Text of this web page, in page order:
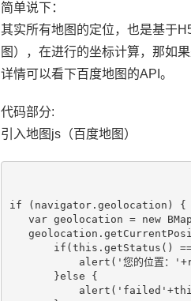
简单说下：
其实所有地图的定位，也是基于
图），在进行的坐标计算，那如
详情可以看下百度地图的API。
代码部分:
引入地图js（百度地图）
if (navigator.geolocation) {
var geolocation = new
if(this.getStatus()
alert('您的位置：
       }else {